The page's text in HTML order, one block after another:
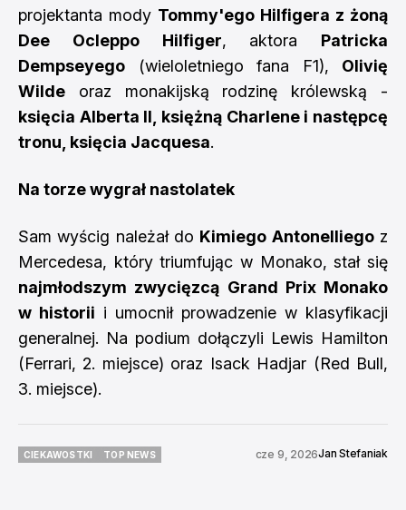
projektanta mody Tommy'ego Hilfigera z żoną
Dee Ocleppo Hilfiger, aktora Patricka
Dempseyego (wieloletniego fana F1), Olivię
Wilde oraz monakijską rodzinę królewską -
księcia Alberta II, księżną Charlene i następcę
tronu, księcia Jacquesa.
Na torze wygrał nastolatek
Sam wyścig należał do Kimiego Antonelliegoz
Mercedesa, który triumfując w Monako, stał się
najmłodszym zwycięzcą Grand Prix Monako
w historii i umocnił prowadzenie w klasyfikacji
generalnej. Na podium dołączyli Lewis Hamilton
(Ferrari, 2. miejsce) oraz Isack Hadjar (Red Bull,
3. miejsce).
CIEKAWOSTKI
TOP NEWS
cze 9, 2026Jan Stefaniak